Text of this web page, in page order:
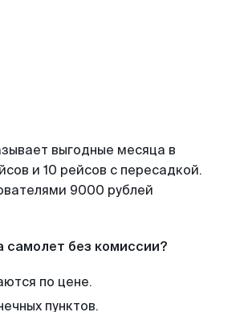
выгодные месяца в
и 10 рейсов с пересадкой.
9000 рублей
самолет без комиссии?
по цене.
пунктов.